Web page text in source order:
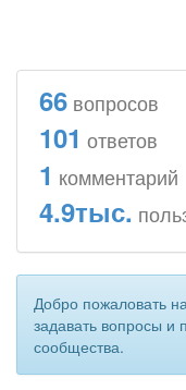
66 вопросов
101 ответов
1 комментарий
4.9тыс.
Добро пожаловать
задавать вопросы и
сообщества.